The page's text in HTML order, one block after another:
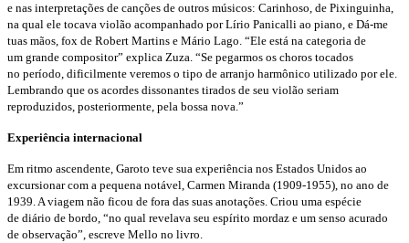
e nas interpretações de canções de outros músicos: Carinhoso, de Pixinguinha,
na qual ele tocava violão acompanhado por Lírio Panicalli ao piano, e Dá-me
tuas mãos, fox de Robert Martins e Mário Lago. “Ele está na categoria de
um grande compositor” explica Zuza. “Se pegarmos os choros tocados
no período, dificilmente veremos o tipo de arranjo harmônico utilizado por ele.
Lembrando que os acordes dissonantes tirados de seu violão seriam
reproduzidos, posteriormente, pela bossa nova.”
Experiência internacional
Em ritmo ascendente, Garoto teve sua experiência nos Estados Unidos ao
excursionar com a pequena notável, Carmen Miranda (1909-1955), no ano de
1939. A viagem não ficou de fora das suas anotações. Criou uma espécie
de diário de bordo, “no qual revelava seu espírito mordaz e um senso acurado
de observação”, escreve Mello no livro.